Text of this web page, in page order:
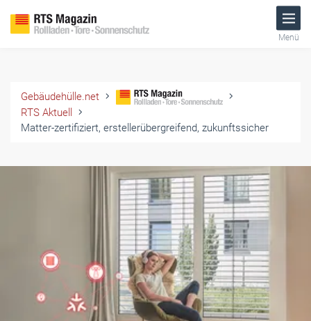
Menü
Gebäudehülle.net
RTS Aktuell
Matter-zertifiziert, erstellerübergreifend, zukunftssicher